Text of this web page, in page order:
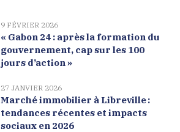
9 FÉVRIER 2026
« Gabon 24 : après la formation du
gouvernement, cap sur les 100
jours d’action »
27 JANVIER 2026
Marché immobilier à Libreville :
tendances récentes et impacts
sociaux en 2026